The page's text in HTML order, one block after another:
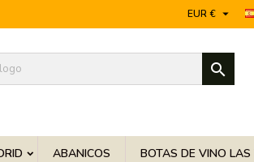
EUR € 

ABANICOS BOTAS DE VINO LAS